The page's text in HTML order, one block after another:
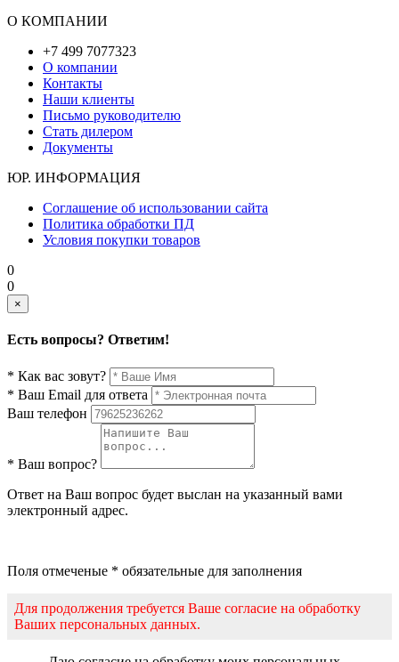
О КОМПАНИИ
+7 499 7077323
О компании
Контакты
Наши клиенты
Письмо руководителю
Стать дилером
Документы
ЮР. ИНФОРМАЦИЯ
Соглашение об использовании сайта
Политика обработки ПД
Условия покупки товаров
0
0
×
Есть вопросы? Ответим!
* Как вас зовут?
* Ваш Email для ответа
Ваш телефон
* Ваш вопрос?
Ответ на Ваш вопрос будет выслан на указанный вами
электронный адрес.
Поля отмеченые * обязательные для заполнения
Для продолжения требуется Ваше согласие на обработку
Ваших персональных данных.